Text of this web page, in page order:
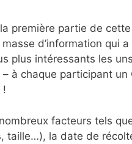
première partie de
d’information qui
plus intéressants les
à chaque participant un
!
facteurs tels
taille…), la date de